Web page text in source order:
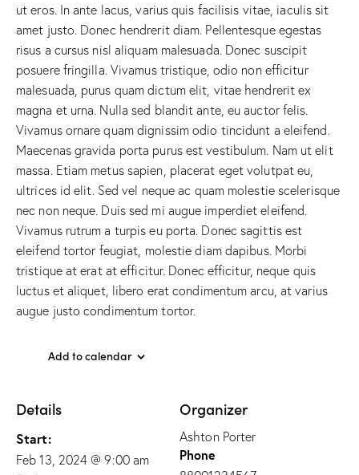
ut eros. In ante lacus, varius quis facilisis vitae, iaculis sit
amet justo. Donec hendrerit diam. Pellentesque egestas
risus a cursus nisl aliquam malesuada. Donec suscipit
posuere fringilla. Vivamus tristique, odio non efficitur
malesuada, purus quam dictum elit, vitae hendrerit ex
magna et urna. Nulla sed blandit ante, eu auctor felis.
Vivamus ornare quam dignissim odio tincidunt a eleifend.
Maecenas gravida porta purus est vestibulum. Nam ut elit
massa. Etiam metus sapien, placerat eget volutpat eu,
ultrices id elit. Sed vel neque ac quam molestie scelerisque
nec non neque. Duis sed mi augue imperdiet eleifend.
Vivamus rutrum a turpis eu porta. Donec sagittis est
eleifend tortor feugiat, molestie diam dapibus. Morbi
tristique at erat at efficitur. Donec efficitur, neque quis
luctus et aliquet, libero erat condimentum arcu, at varius
augue justo condimentum tortor.
Add to calendar
Details
Start:
Feb 13, 2024 @ 9:00 am
Organizer
Ashton Porter
Phone